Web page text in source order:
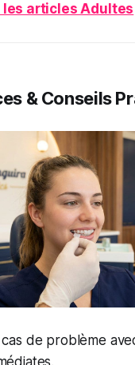
les articles Adultes
& Conseils
de problème